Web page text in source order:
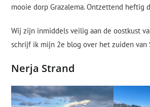
mooie dorp Grazalema. Ontzettend heftig
Wij zijn inmiddels veilig aan de oostkust
schrijf ik mijn 2e blog over het zuiden van
Nerja Strand